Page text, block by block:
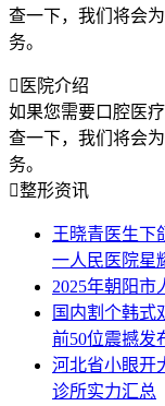
查一下，我们将会
务。
 医院介绍
如果您需要口腔医
查一下，我们将会
务。
整形资讯
王晓青医生下
一人民医院星
2025年朝阳市
国内割个韩式
前50位震撼发
河北省小眼开
诊所实力汇总